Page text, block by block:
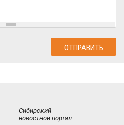
Сибирский
новостной портал